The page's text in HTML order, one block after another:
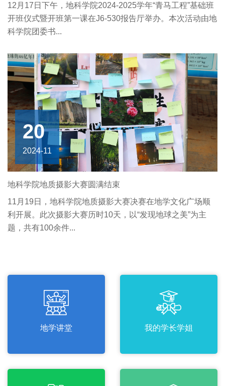
12月17日下午，地科学院2024-2025学年“青马工程”基础班
开班仪式暨开班第一课在J6-530报告厅举办。本次活动由地
科学院团委书...
20
2024-11
地科学院地质摄影大赛圆满结束
11月19日，地科学院地质摄影大赛决赛在地学文化广场顺
利开展。此次摄影大赛历时10天，以“发现地球之美”为主
题，共有100余件...
地学讲堂 我的学长学姐